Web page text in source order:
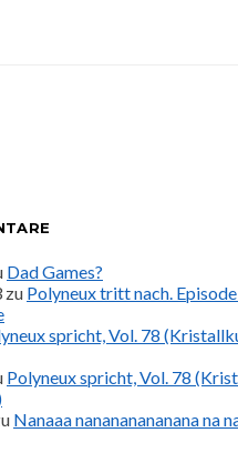
Dad Games?
zu Polyneux tritt nach.
spricht, Vol. 78
Polyneux spricht, Vol. 78
Nanaaa nanananananana na